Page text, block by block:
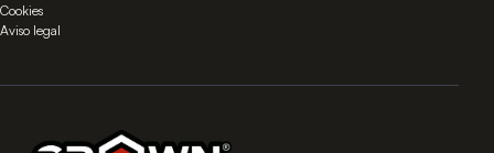
Cookies
Aviso legal